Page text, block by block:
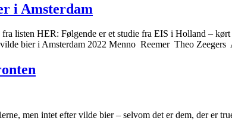
i Amsterdam
listen HER: Følgende er et studie fra EIS i Holland –
bier i Amsterdam 2022 Menno Reemer Theo
men intet efter vilde bier – selvom det er dem, der er